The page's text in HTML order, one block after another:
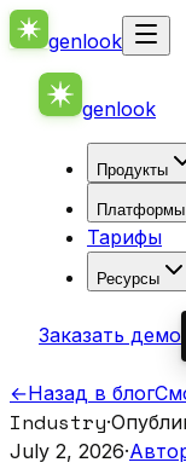
genlook
genlook
Продукты
Платформы
Тарифы
Ресурсы
Заказать демо
←Назад в блог
Industry·
July 2, 2026·